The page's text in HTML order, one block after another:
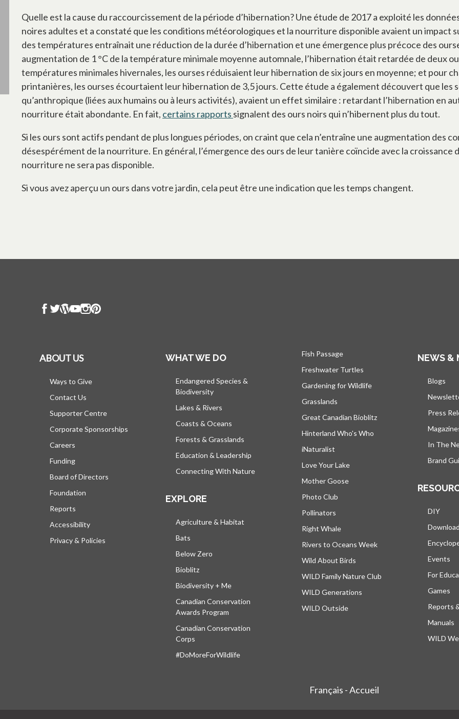
Quelle est la cause du raccourcissement de la période d’hibernation? Une étude de 2017 a exploité les
noires adultes et a constaté que les conditions météorologiques et la nourriture disponible avaient un impact
des températures entraînait une réduction de la durée d’hibernation et une émergence plus précoce des
augmentation de 1 °C de la température minimale moyenne automnale, l’hibernation était retardée de deux
températures minimales hivernales, les ourses réduisaient leur hibernation de six jours en moyenne; et pour
printanières, les ourses écourtaient leur hibernation de 3,5 jours. Cette étude a également découvert que les
qu’anthropique (liées aux humains ou à leurs activités), avaient un effet similaire : retardant l’hibernation en
nourriture était abondante. En fait, certains rapports s’ouvre dans un nouvel onglet
signalent des ours noirs qui n’hibernent plus du tout.
Si les ours sont actifs pendant de plus longues périodes, on craint que cela n’entraîne une augmentation des
désespérément de la nourriture. En général, l’émergence des ours de leur tanière coïncide avec la
nourriture ne sera pas disponible.
Si vous avez aperçu un ours dans votre jardin, cela peut être une indication que les temps changent.
ABOUT US
Ways to Give
Contact Us
Supporter Centre
Corporate Sponsorships
Careers
Funding
Board of Directors
Foundation
Reports
Accessibility
Privacy & Policies
WHAT WE DO
Endangered Species &
Biodiversity
Lakes & Rivers
Coasts & Oceans
Forests & Grasslands
Education & Leadership
Connecting With Nature
EXPLORE
Agriculture & Habitat
Bats
Below Zero
Bioblitz
Biodiversity + Me
Canadian Conservation
Awards Program
Canadian Conservation
Corps
#DoMoreForWildlife
Fish Passage
Freshwater Turtles
Gardening for Wildlife
Grasslands
Great Canadian Bioblitz
Hinterland Who's Who
iNaturalist
Love Your Lake
Mother Goose
Photo Club
Pollinators
Right Whale
Rivers to Oceans Week
Wild About Birds
WILD Family Nature Club
WILD Generations
WILD Outside
NEWS &
Blogs
Press
In The
Brand
DIY
Events
For
Games
Reports
Manuals
WILD
Français - Accueil